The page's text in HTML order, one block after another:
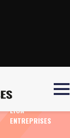
TOUTE
L’ACTUALITÉ
LYON
ENTREPRISES